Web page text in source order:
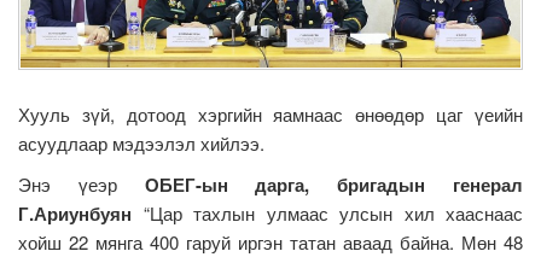
Хууль зүй, дотоод хэргийн яамнаас өнөөдөр цаг үеийн
асуудлаар мэдээлэл хийлээ.
Энэ үеэр ОБЕГ-ын дарга, бригадын генерал
Г.Ариунбуян “Цар тахлын улмаас улсын хил хааснаас
хойш 22 мянга 400 гаруй иргэн татан аваад байна. Мөн 48